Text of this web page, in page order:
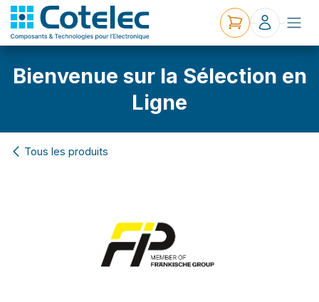
Bienvenue sur la Sélection en
Ligne
Tous les produits